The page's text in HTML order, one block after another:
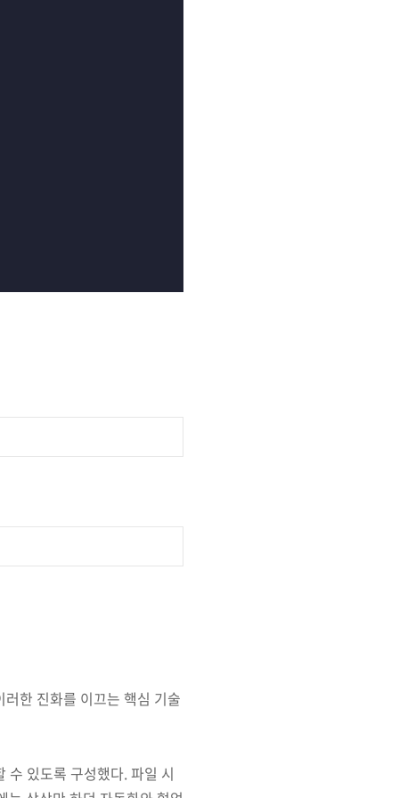
한 진화를 이끄는 핵심 기술
수 있도록 구성했다. 파일 시